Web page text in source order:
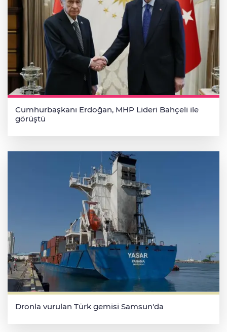
Cumhurbaşkanı Erdoğan, MHP Lideri Bahçeli ile
görüştü
Dronla vurulan Türk gemisi Samsun'da